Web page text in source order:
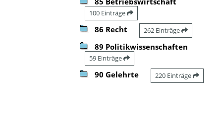
100 Einträge
86 Recht 262 Einträge
89 Politikwissenschaften
59 Einträge
90 Gelehrte 220 Einträge